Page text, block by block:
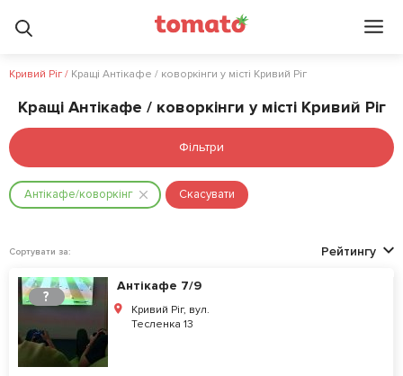
Кривий Ріг / Кращі Антікафе / коворкінги у місті Кривий Ріг
Кращі Антікафе / коворкінги у місті Кривий Ріг
Фільтри
Антікафе/коворкінг Скасувати
Сортувати за: Рейтингу
?
Антікафе 7/9
Кривий Ріг, вул.
Тесленка 13